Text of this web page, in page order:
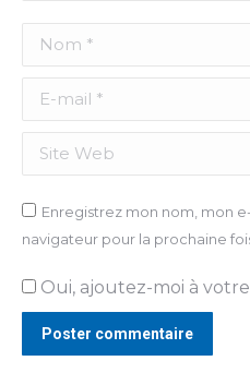
Nom *
E-mail *
Site Web
Enregistrez mon nom, mon
navigateur pour la prochaine
Oui, ajoutez-moi à
Poster commentaire